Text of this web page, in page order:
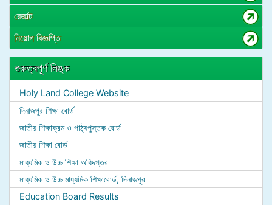
রেজাল্ট
নিয়োগ বিজ্ঞপ্তি
গুরুত্বপূর্ণ লিঙ্ক
Holy Land College Website
দিনাজপুর শিক্ষা বোর্ড
জাতীয় শিক্ষাক্রম ও পাঠ্যপুস্তক বোর্ড
জাতীয় শিক্ষা বোর্ড
মাধ্যমিক ও উচ্চ শিক্ষা অধিদপ্তর
মাধ্যমিক ও উচ্চ মাধ্যমিক শিক্ষাবোর্ড, দিনাজপুর
Education Board Results